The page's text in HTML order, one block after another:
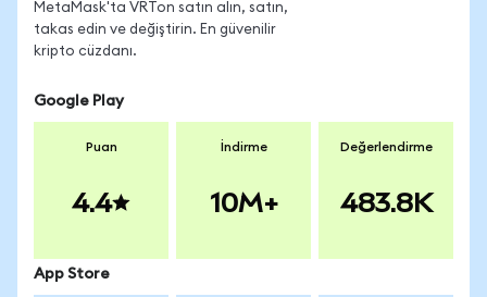
MetaMask'ta VRTon satın alın, satın,
takas edin ve değiştirin. En güvenilir
kripto cüzdanı.
Google Play
Puan
4.4
İndirme
10M+
Değerlendirme
483.8K
App Store